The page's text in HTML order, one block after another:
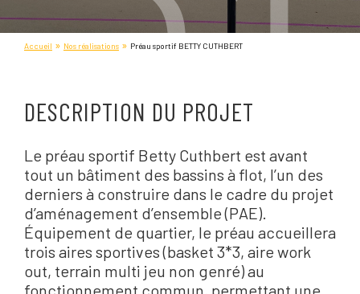
Accueil » Nos réalisations » Préau sportif BETTY CUTHBERT
DESCRIPTION DU PROJET
Le préau sportif Betty Cuthbert est avant
tout un bâtiment des bassins à flot, l’un des
derniers à construire dans le cadre du projet
d’aménagement d’ensemble (PAE).
Équipement de quartier, le préau accueillera
trois aires sportives (basket 3*3, aire work
out, terrain multi jeu non genré) au
fonctionnement commun, permettant une